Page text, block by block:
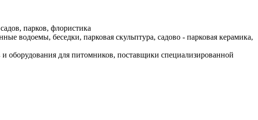
парков, флористика
водоемы, беседки, парковая скульптура, садово - парковая керамика,
оборудования для питомников, поставщики специализированной